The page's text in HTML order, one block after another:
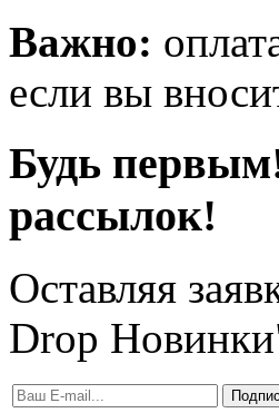
Важно:
если вы
Будь
рассылок!
Оставляя
Drop